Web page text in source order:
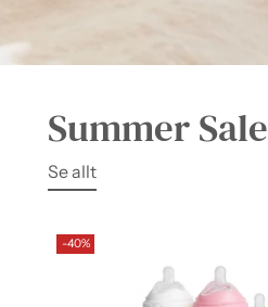
Summer Sale
Se allt
-40%